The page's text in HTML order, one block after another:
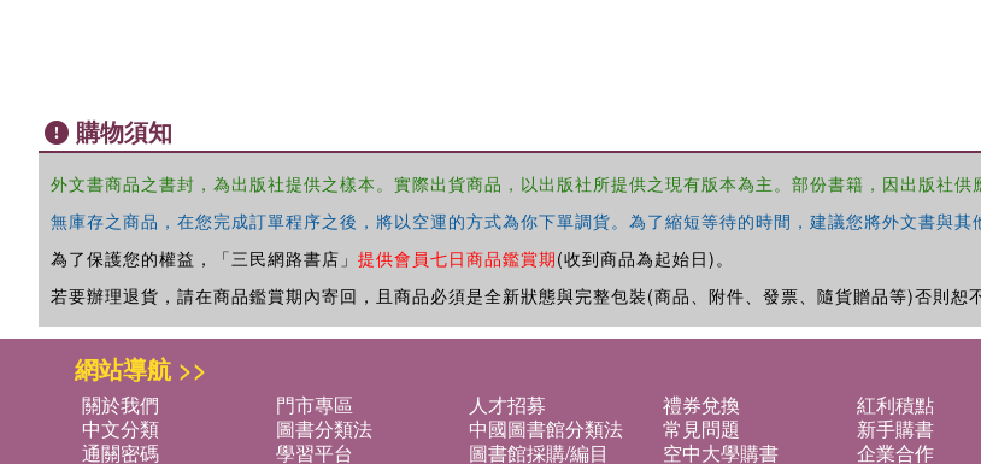
購物須知
外文書商品之書封，為出版社提供之樣本。實際出貨商品，以出版社所提供之現有版本為主。部份書籍，因出版社供
無庫存之商品，在您完成訂單程序之後，將以空運的方式為你下單調貨。為了縮短等待的時間，建議您將外文書與
為了保護您的權益，「三民網路書店」 提供會員七日商品鑑賞期(收到商品為起始日)。
若要辦理退貨，請在商品鑑賞期內寄回，且商品必須是全新狀態與完整包裝(商品、附件、發票、隨貨贈品等)否則恕
網站導航 >>
關於我們 門市專區 人才招募 禮券兌換
紅利積點
中文分類
圖書分類法 中國圖書館分類法 常見問題
新手購書
通關密碼
學習平台 圖書館採購/編目 空中大學購書
企業合作